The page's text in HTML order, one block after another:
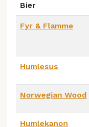
Bier
Fyr & Flamme
Humlesus
Norwegian Wood
Humlekanon